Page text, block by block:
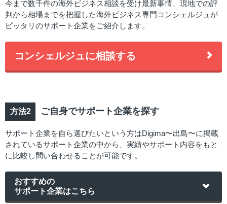
今まで数千件の海外ビジネス相談を受け最新事情、現地での評
判から相場までを把握した海外ビジネス専門コンシェルジュが
ピッタリのサポート企業をご紹介します。
コンシェルジュに相談する
ご自身でサポート企業を探す
サポート企業を自ら選びたいという方はDigima〜出島〜に掲載
されているサポート企業の中から、実績やサポート内容をもと
に比較し問い合わせることが可能です。
おすすめの
サポート企業はこちら